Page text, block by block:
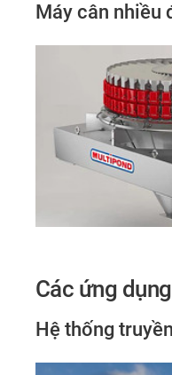
Máy cân nhiều
Các ứng
Hệ thống